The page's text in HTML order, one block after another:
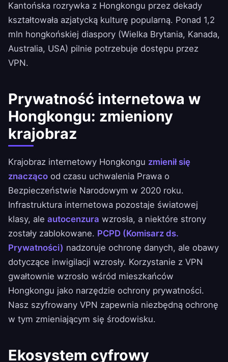
Kantońska rozrywka z Hongkongu przez dekady
kształtowała azjatycką kulturę popularną. Ponad 1,2
mln hongkońskiej diaspory (Wielka Brytania, Kanada,
Australia, USA) pilnie potrzebuje dostępu przez
VPN.
Prywatność internetowa w
Hongkongu: zmieniony
krajobraz
Krajobraz internetowy Hongkongu zmienił się
znacząco od czasu uchwalenia Prawa o
Bezpieczeństwie Narodowym w 2020 roku.
Infrastruktura internetowa pozostaje światowej
klasy, ale autocenzura wzrosła, a niektóre strony
zostały zablokowane. PCPD (Komisarz ds.
Prywatności) nadzoruje ochronę danych, ale obawy
dotyczące inwigilacji wzrosły. Korzystanie z VPN
gwałtownie wzrosło wśród mieszkańców
Hongkongu jako narzędzie ochrony prywatności.
Nasz szyfrowany VPN zapewnia niezbędną ochronę
w tym zmieniającym się środowisku.
Ekosystem cyfrowy